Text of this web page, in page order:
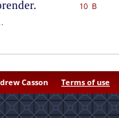
10 B
Casson Terms of use